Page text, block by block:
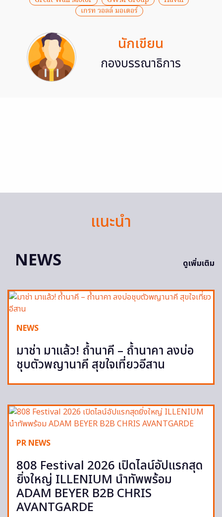
เกรท วอลล์ มอเตอร์
นักเขียน
กองบรรณาธิการ
แนะนำ
NEWS
ดูเพิ่มเติม
NEWS
มาช่า มาแล้ว! ถ้ำนาคี – ถ้ำนาคา ลงบ่อ
ชุบตัวพญานาคี สุขใจเที่ยวอีสาน
PR NEWS
808 Festival 2026 เปิดไลน์อัปแรกสุด
ยิ่งใหญ่ ILLENIUM นำทัพพร้อม
ADAM BEYER B2B CHRIS
AVANTGARDE